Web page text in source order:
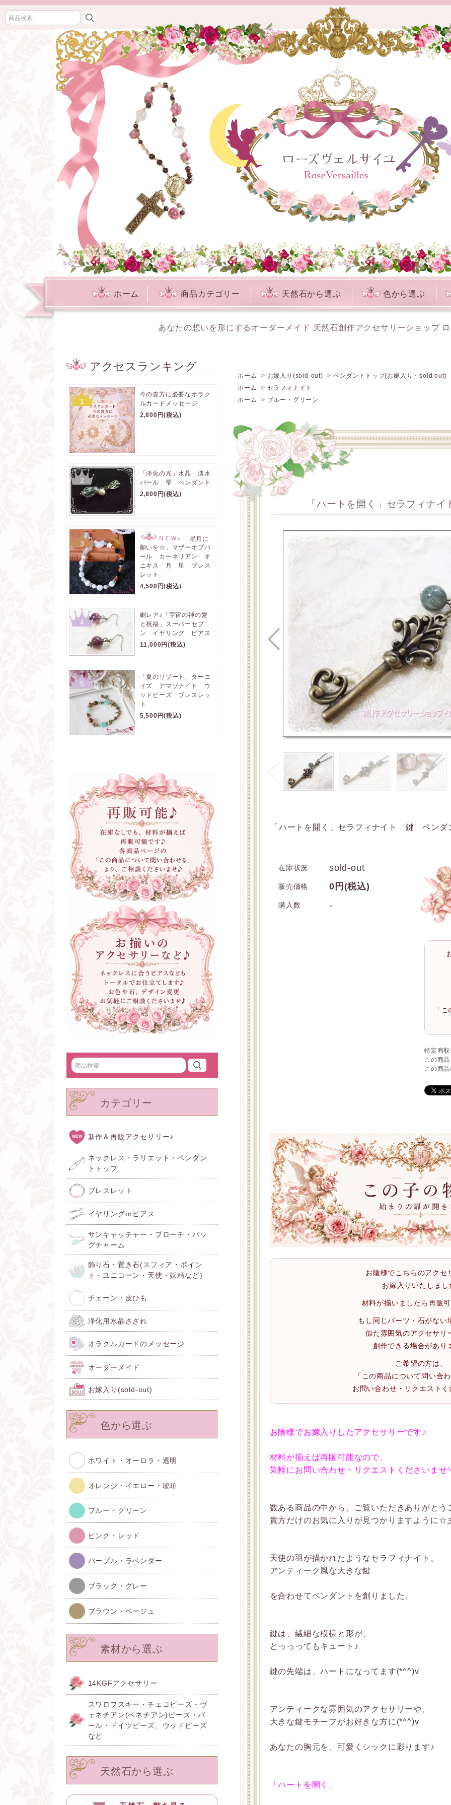
ホーム 商品カテゴリー 天然石から選ぶ 色から選ぶ
あなたの想いを形にするオーダーメイド 天然石創作アクセサリーショップ
アクセスランキング
1
今の貴方に必要なオラク
ルカードメッセージ
2,800円(税込)
2
「浄化の光」水晶 淡水
パール 雫 ペンダント
2,800円(税込)
3
ＮＥＷ♪
「星月に
願いを☆」マザーオブパ
ール カーネリアン オ
ニキス 月 星 ブレス
レット
4,500円(税込)
4
劇レア♪「宇宙の神の愛
と祝福」スーパーセブ
ン イヤリング ピアス
11,000円(税込)
5
「夏のリゾート」ターコ
イズ アマゾナイト ウ
ッドビーズ ブレスレッ
ト
5,500円(税込)
カテゴリー
新作＆再販アクセサリー♪
ネックレス・ラリエット・ペンダン
トトップ
ブレスレット
イヤリングorピアス
サンキャッチャー・ブローチ・バッ
グチャーム
飾り石・置き石(スフィア・ポイン
ト・ユニコーン・天使・妖精など)
チェーン・皮ひも
浄化用水晶さざれ
オラクルカードのメッセージ
オーダーメイド
お嫁入り(sold-out)
色から選ぶ
ホワイト・オーロラ・透明
オレンジ・イエロー・琥珀
ブルー・グリーン
ピンク・レッド
パープル・ラベンダー
ブラック・グレー
ブラウン・ベージュ
素材から選ぶ
14KGFアクセサリー
スワロフスキー・チェコビーズ・ヴ
ェネチアン(ベネチアン)ビーズ・パ
ール・ドイツビーズ、ウッドビーズ
など
天然石から選ぶ
ホーム > お嫁入り(sold-out) >ペンダントトップ(お嫁入り・sold out)
ホーム
> セラフィナイト
ホーム
> ブルー・グリーン
「ハートを開く」セラフィナ
「ハートを開く」セラフィナイト 鍵 ペンダ
在庫状況 sold-out
販売価格 0円(税込)
購入数 -
「
特定商
この商
この商
お陰様でこちらのアクセ
お嫁入りいたしまし
材料が揃いましたら再販
もし同じパーツ・石がない
似た雰囲気のアクセサリ
創作できる場合があり
ご希望の方は、
「この商品について問い合
お問い合わせ・リクエスト
お陰様でお嫁入りしたアクセサリーです♪
材料が揃えば再販可能なので、
気軽にお問い合わせ・リクエストくださいませ
数ある商品の中から、ご覧いただきありがとう
貴方だけのお気に入りが見つかりますように☆
天使の羽が描かれたようなセラフィナイト、
アンティーク風な大きな鍵
を合わせてペンダントを創りました。
鍵は、繊細な模様と形が、
とっっってもキュート♪
鍵の先端は、ハートになってます(*^^)v
アンティークな雰囲気のアクセサリーや、
大きな鍵モチーフがお好きな方に(*^^)v
あなたの胸元を、可愛くシックに彩ります♪
「ハートを開く」